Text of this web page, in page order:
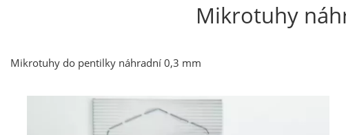
Mikrotuhy
Mikrotuhy do pentilky náhradní 0,3 mm